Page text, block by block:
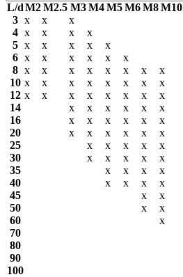
L/dМ2М2.5 М3 М4 М5 М6 М8 М10
3 х х
х
4 х х х
х
5 х х х х
х
6 х х х х х
х
8 х х х х х х х
х
10 х х х х х х х х
12 х х х х х х х х
14
х х х х х х
16
х х х х х х
20
х х х х х х
25
х х х х х
30
х х х х х
35
х х х х
40
х х х х
45
х х
50
х х
60
х
70
80
90
100